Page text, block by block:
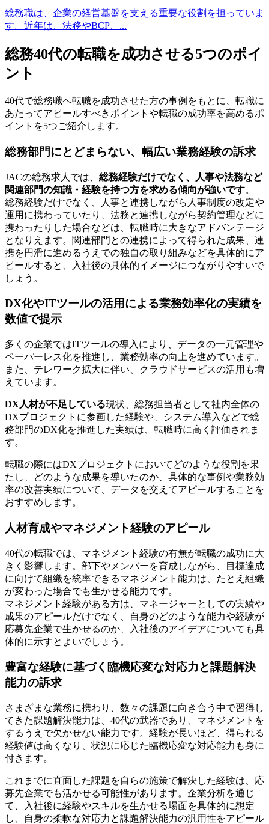
総務職は、企業の経営基盤を支える重要な役割を担っていま
す。近年は、法務やBCP、...
総務40代の転職を成功させる5つのポイ
ント
40代で総務職へ転職を成功させた方の事例をもとに、転職に
あたってアピールすべきポイントや転職の成功率を高めるポ
イントを5つご紹介します。
総務部門にとどまらない、幅広い業務経験の訴求
JACの総務求人では、 総務経験だけでなく、人事や法務など
関連部門の知識・経験を持つ方を求める傾向が強いです。
総務経験だけでなく、人事と連携しながら人事制度の改定や
運用に携わっていたり、法務と連携しながら契約管理などに
携わったりした場合などは、転職時に大きなアドバンテージ
となりえます。関連部門との連携によって得られた成果、連
携を円滑に進めるうえでの独自の取り組みなどを具体的にア
ピールすると、入社後の具体的イメージにつながりやすいで
しょう。
DX化やITツールの活用による業務効率化の実績を
数値で提示
多くの企業ではITツールの導入により、データの一元管理や
ペーパーレス化を推進し、業務効率の向上を進めています。
また、テレワーク拡大に伴い、クラウドサービスの活用も増
えています。
DX人材が不足している現状、総務担当者として社内全体の
DXプロジェクトに参画した経験や、システム導入などで総
務部門のDX化を推進した実績は、転職時に高く評価されま
す。
転職の際にはDXプロジェクトにおいてどのような役割を果
たし、どのような成果を導いたのか、具体的な事例や業務効
率の改善実績について、データを交えてアピールすることを
おすすめします。
人材育成やマネジメント経験のアピール
40代の転職では、マネジメント経験の有無が転職の成功に大
きく影響します。部下やメンバーを育成しながら、目標達成
に向けて組織を統率できるマネジメント能力は、たとえ組織
が変わった場合でも生かせる能力です。
マネジメント経験がある方は、マネージャーとしての実績や
成果のアピールだけでなく、自身のどのような能力や経験が
応募先企業で生かせるのか、入社後のアイデアについても具
体的に示すとよいでしょう。
豊富な経験に基づく臨機応変な対応力と課題解決
能力の訴求
さまざまな業務に携わり、数々の課題に向き合う中で習得し
てきた課題解決能力は、40代の武器であり、マネジメントを
するうえで欠かせない能力です。経験が長いほど、得られる
経験値は高くなり、状況に応じた臨機応変な対応能力も身に
付きます。
これまでに直面した課題を自らの施策で解決した経験は、応
募先企業でも活かせる可能性があります。企業分析を通じ
て、入社後に経験やスキルを生かせる場面を具体的に想定
し、自身の柔軟な対応力と課題解決能力の汎用性をアピール